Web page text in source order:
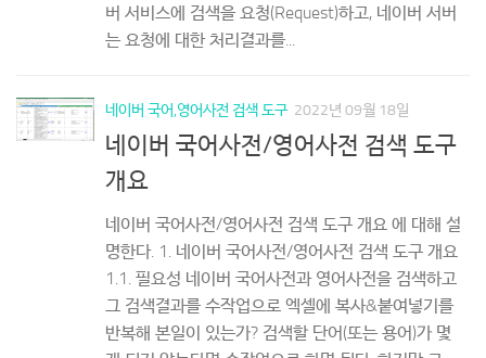
버 서비스에 검색을 요청(Request)하고, 네이버 서버
는 요청에 대한 처리결과를...
네이버 국어,영어사전 검색 도구 2022년 09월 18일
네이버 국어사전/영어사전 검색 도구
개요
네이버 국어사전/영어사전 검색 도구 개요 에 대해 설
명한다. 1. 네이버 국어사전/영어사전 검색 도구 개요
1.1. 필요성 네이버 국어사전과 영어사전을 검색하고
그 검색결과를 수작업으로 엑셀에 복사&붙여넣기를
반복해 본일이 있는가? 검색할 단어(또는 용어)가 몇